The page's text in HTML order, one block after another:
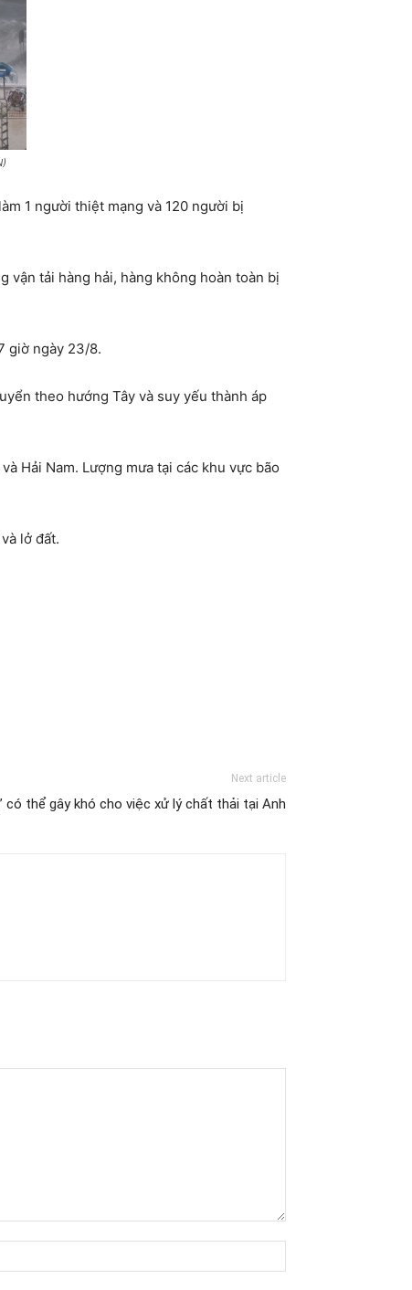
1 người thiệt mạng và 120 người bị
vận tải hàng hải, hàng không hoàn toàn bị
giờ ngày 23/8.
theo hướng Tây và suy yếu thành áp
Hải Nam. Lượng mưa tại các khu vực bão
lở đất.
Next article
có thể gây khó cho việc xử lý chất thải tại Anh